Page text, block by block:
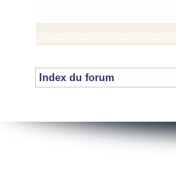
Index du forum